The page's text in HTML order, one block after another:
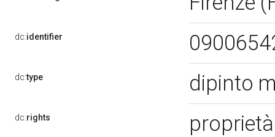
dc:identifier
dc:type dipinto
dc:rights